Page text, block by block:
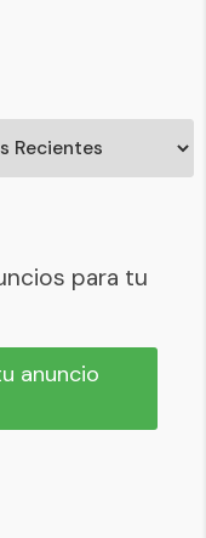
para tu
anuncio